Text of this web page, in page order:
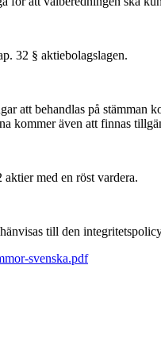
32 § aktiebolagslagen.
att behandlas på
kommer även att finnas
med en röst vardera.
till den
svenska.pdf